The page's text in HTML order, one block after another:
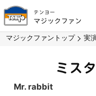
テンヨー
マジックファン
マジックファントップ 実
ミス
Mr. rabbit